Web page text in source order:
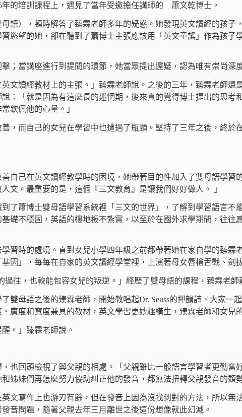
的培訓課程上，遇見了當年受邀擔任講師的 蕭文乾博士。
語），頓時解答了臻霖老師多年的疑惑。她發現英文讀經的孩
慾望的她，卻在聽到了蕭博士主張應該用「英文童謠」作為孩
；當講座進行到提問的環節，她當眾提出遲疑，認為唯有崇尚深
文讀經教材上的主張。」臻霖老師說。之後的三年，臻霖老師
：「就是因為有這麼長的迷惘期，後來真的覺得博士提出的思
欽佩他的心量。」
，而自己的女兒在學習中也遭遇了瓶頸。堅持了三年之後，終於
自己在英文讀經教學時的困境，她帶著目的性加入了雙母語學習
文。最重要的是，這個『三文教育』是讓我們好好做人。 」
了蕭博士雙母語學習系統裡「三文的世界」，了解到學習語言
礎不穩固，英語的樓地板不紮實，以至於在國外求學期間，往
習時的處境。直到女兒小學四年級之前都帶著她在家自學的臻
因」，每每在自家的英文讀經學堂裡，上演著母女唇槍舌戰、劍
往，也較能包容女兒的叛逆。」經歷了雙母語的課程，臻霖老
雙母語之後的臻霖老師，開始教唱起Dr. Seuss的押韻詩、大家一
廣度和寬度兼具的教材，英文學習更妙趣橫生，臻霖老師和女兒
。」臻霖老師說。
也回頭檢視了與父親的相處。「父親雖比一般語言學習者更勤奮
姊妹們再怎麼努力協助糾正他的發音，都無法扭轉父親發音的頹
文寫作上也游刃有餘，但在發音上因為沒找到對的方法，所以
音問題，隨著父親去年三月離世之後這份想像就此幻滅。